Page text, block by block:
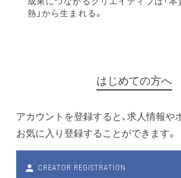
熱」から生まれる。
はじめての方へ
アカウントを登録すると、求人情報や
お気に入り登録することができます。
CREATOR REGISTRATION